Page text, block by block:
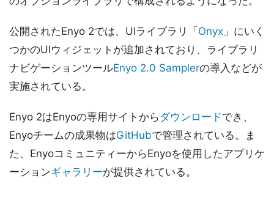
公開されたEnyo 2では、UIライブラリ「 Onyx 」にいく
つかのUIウィジェットが追加されており、ライブラリ
ナビゲーションツールEnyo 2.0 Samplerの導入などが
実施されている。
Enyo 2はEnyoの専用サイトから ダウンロードでき、
Enyoチームの成果物はGitHubで管理されている。ま
た、EnyoコミュニティーからEnyoを使用したアプリケ
ーションギャラリーが提供されている。